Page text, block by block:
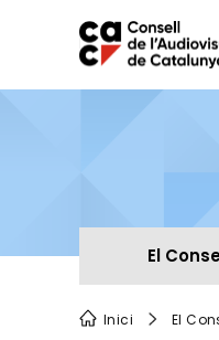
contingut
principal
El
Inici El